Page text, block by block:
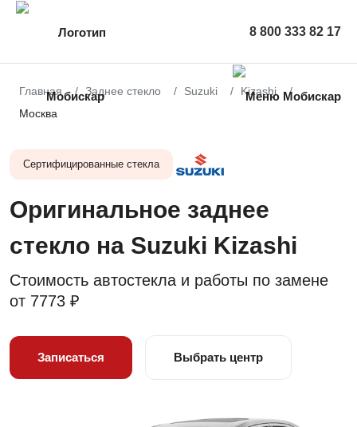
8 800 333 82 17
Главная Заднее стекло Suzuki
Kizashi
Москва
Сертифицированные стекла
Оригинальное заднее
стекло на Suzuki Kizashi
Стоимость автостекла и работы по замене
от 7773 ₽
Записаться Выбрать центр